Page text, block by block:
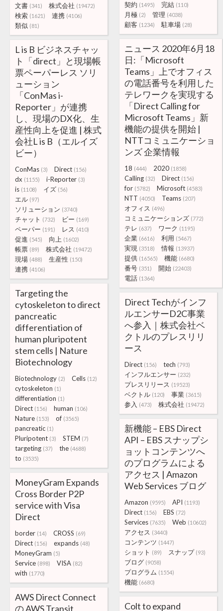
文書 (341) 株式会社 (19472)
検索 (1621) 連携 (4106)
類似 (81)
契約 (1495) 完結 (110)
月極 (2) 管理 (4038)
顧客 (1234) 駐車場 (28)
ニュース 2020年6月18
日:「Microsoft
Teams」上でオフィス
の電話番号を利用した
テレワークを実現する
「Direct Calling for
Microsoft Teams」新
機能の提供を開始 |
NTTコミュニケーショ
ンズ 企業情報
18 (444) 2020 (1858)
Calling (32) Direct (156)
for (5782) Microsoft (4583)
NTT (4050) Teams (207)
オフィス (496)
コミュニケーションズ (772)
テレ (637) ワーク (1195)
企業 (6616) 利用 (5467)
実現 (3518) 情報 (13937)
提供 (16565) 機能 (6680)
番号 (351) 開始 (22403)
電話 (1364)
L is B ビジネスチャッ
ト「direct」と現場帳
票ペーパーレス ソリ
ューション
「ConMas i-
Reporter」が連携
し、現場のDX化、生
産性向上を促進 | 株式
会社L is B（エルイズ
ビー）
ConMas (3) Direct (156)
dx (1155) i-Reporter (3)
is (1108) イズ (56)
エル (97)
ソリューション (3740)
チャット (732) ビー (169)
ペーパー (191) レス (410)
促進 (545) 向上 (1602)
帳票 (89) 株式会社 (19472)
現場 (488) 生産性 (150)
連携 (4106)
Targeting the
cytoskeleton to direct
pancreatic
differentiation of
human pluripotent
stem cells | Nature
Biotechnology
Biotechnology (2) Cells (12)
cytoskeleton (1)
differentiation (1)
Direct (156) human (106)
Nature (153) of (3565)
pancreatic (1)
Pluripotent (3) STEM (7)
targeting (37) the (4688)
to (3535)
Direct Techがインフ
ルエンサーD2C事業
へ参入｜株式会社ベ
クトルのプレスリリ
ース
Direct (156) tech (793)
インフルエンサー (232)
プレスリリース (19523)
ベクトル (120) 事業 (3615)
参入 (473) 株式会社 (19472)
新機能 – EBS Direct
API – EBS スナップシ
ョットコンテンツへ
のプログラムによる
アクセス | Amazon
Web Services ブログ
Amazon (9595) API (1193)
Direct (156) EBS (72)
Services (7635) Web (10602)
アクセス (3440)
コンテンツ (1447)
ショット (89) スナップ (93)
ブログ (9058)
プログラム (1554)
機能 (6680)
MoneyGram Expands
Cross Border P2P
service with Visa
Direct
border (14) CROSS (69)
Direct (156) expands (48)
MoneyGram (5)
Service (898) VISA (82)
with (1770)
AWS Direct Connect
の AWS Transit
Colt to expand